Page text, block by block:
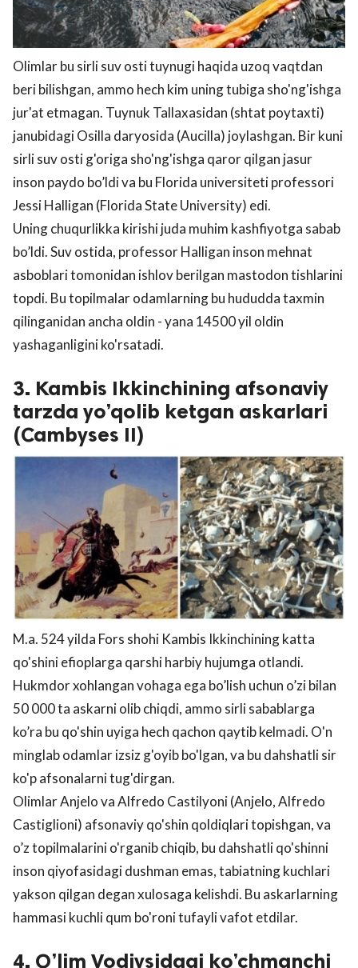
Olimlar bu sirli suv osti tuynugi haqida uzoq vaqtdan
beri bilishgan, ammo hech kim uning tubiga sho'ng'ishga
jur'at etmagan. Tuynuk Tallaxasidan (shtat poytaxti)
janubidagi Osilla daryosida (Aucilla) joylashgan. Bir kuni
sirli suv osti g'origa sho'ng'ishga qaror qilgan jasur
inson paydo bo’ldi va bu Florida universiteti professori
Jessi Halligan (Florida State University) edi.
Uning chuqurlikka kirishi juda muhim kashfiyotga sabab
bo’ldi. Suv ostida, professor Halligan inson mehnat
asboblari tomonidan ishlov berilgan mastodon tishlarini
topdi. Bu topilmalar odamlarning bu hududda taxmin
qilinganidan ancha oldin - yana 14500 yil oldin
yashaganligini ko'rsatadi.
3. Kambis Ikkinchining afsonaviy
tarzda yo’qolib ketgan askarlari
(Cambyses II)
M.a. 524 yilda Fors shohi Kambis Ikkinchining katta
qo'shini efioplarga qarshi harbiy hujumga otlandi.
Hukmdor xohlangan vohaga ega bo’lish uchun o’zi bilan
50 000 ta askarni olib chiqdi, ammo sirli sabablarga
ko’ra bu qo'shin uyiga hech qachon qaytib kelmadi. O'n
minglab odamlar izsiz g'oyib bo'lgan, va bu dahshatli sir
ko'p afsonalarni tug'dirgan.
Olimlar Anjelo va Alfredo Castilyoni (Anjelo, Alfredo
Castiglioni) afsonaviy qo'shin qoldiqlari topishgan, va
o’z topilmalarini o'rganib chiqib, bu dahshatli qo'shinni
inson qiyofasidagi dushman emas, tabiatning kuchlari
yakson qilgan degan xulosaga kelishdi. Bu askarlarning
hammasi kuchli qum bo'roni tufayli vafot etdilar.
4. O’lim Vodiysidagi ko’chmanchi